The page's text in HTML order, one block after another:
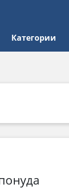
Категории